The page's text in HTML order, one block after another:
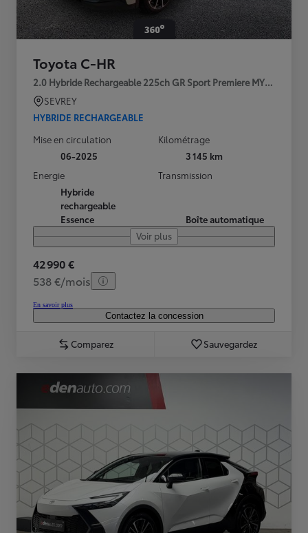
Toyota C-HR
2.0 Hybride Rechargeable 225ch GR Sport Premiere MY25
SEVREY
HYBRIDE RECHARGEABLE
Mise en circulation
06-2025
Kilométrage
3 145 km
Energie
Hybride
rechargeable
Essence
Transmission
Boîte automatique
Voir plus
42 990 €
538 €/mois
En savoir plus
Contactez la concession
Comparez Sauvegardez